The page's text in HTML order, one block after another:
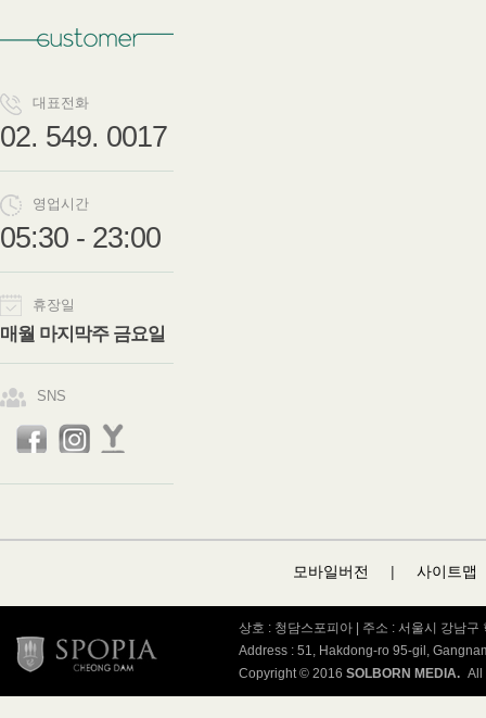
대표전화
02. 549. 0017
영업시간
05:30 - 23:00
휴장일
매월 마지막주 금요일
SNS
모바일버전 | 사이트맵
상호 : 청담스포피아 | 주소 : 서울시 강남
Address : 51, Hakdong-ro 95-gil,
Copyright © 2016 SOLBORN MEDIA. All